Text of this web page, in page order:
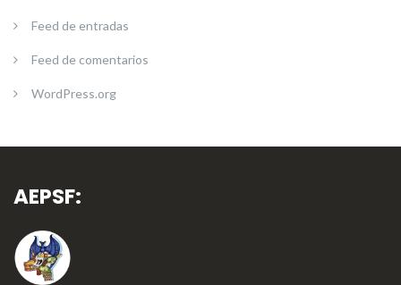
Feed de entradas
Feed de comentarios
WordPress.org
AEPSF: